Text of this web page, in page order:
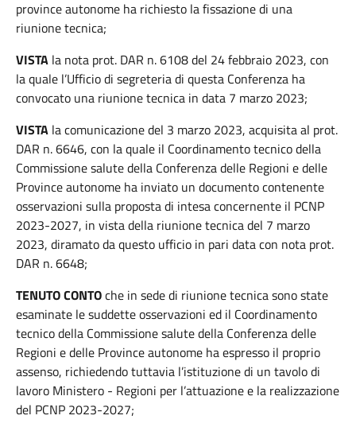
province autonome ha richiesto la fissazione di una
riunione tecnica;
VISTA la nota prot. DAR n. 6108 del 24 febbraio 2023, con
la quale l’Ufficio di segreteria di questa Conferenza ha
convocato una riunione tecnica in data 7 marzo 2023;
VISTA la comunicazione del 3 marzo 2023, acquisita al prot.
DAR n. 6646, con la quale il Coordinamento tecnico della
Commissione salute della Conferenza delle Regioni e delle
Province autonome ha inviato un documento contenente
osservazioni sulla proposta di intesa concernente il PCNP
2023-2027, in vista della riunione tecnica del 7 marzo
2023, diramato da questo ufficio in pari data con nota prot.
DAR n. 6648;
TENUTO CONTOche in sede di riunione tecnica sono state
esaminate le suddette osservazioni ed il Coordinamento
tecnico della Commissione salute della Conferenza delle
Regioni e delle Province autonome ha espresso il proprio
assenso, richiedendo tuttavia l’istituzione di un tavolo di
lavoro Ministero - Regioni per l’attuazione e la realizzazione
del PCNP 2023-2027;